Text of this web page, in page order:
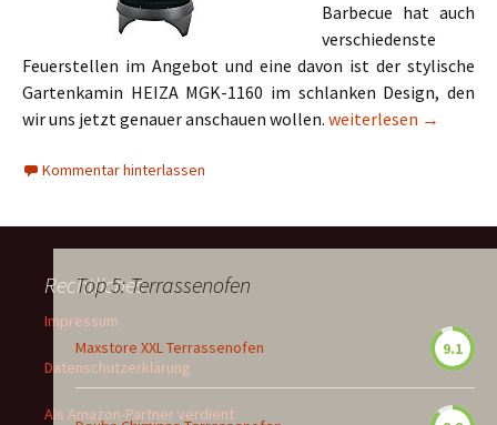
Barbecue hat auch
verschiedenste
Feuerstellen im Angebot und eine davon ist der stylische
Gartenkamin HEIZA MGK-1160 im schlanken Design, den
wir uns jetzt genauer anschauen wollen. Mayer Barbecue
weiterlesen →
Kommentar hinterlassen
Top 5: Terrassenofen
Maxstore XXL Terrassenofen 9.1
Rechtliches
Impressum
Datenschutzerklärung
Als Amazon-Partner verdient